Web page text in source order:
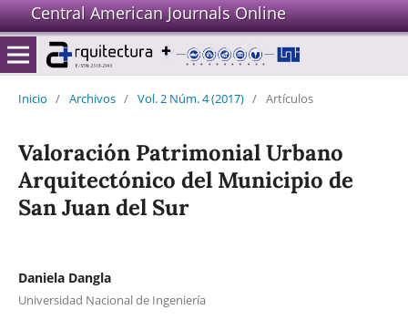
Central American Journals Online
Inicio / Archivos / Vol. 2 Núm. 4 (2017) / Artículos
Valoración Patrimonial Urbano
Arquitectónico del Municipio de
San Juan del Sur
Daniela Dangla
Universidad Nacional de Ingeniería